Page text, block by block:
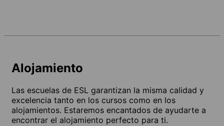
Alojamiento
Las escuelas de ESL garantizan la misma calidad y
excelencia tanto en los cursos como en los
alojamientos. Estaremos encantados de ayudarte a
encontrar el alojamiento perfecto para ti.